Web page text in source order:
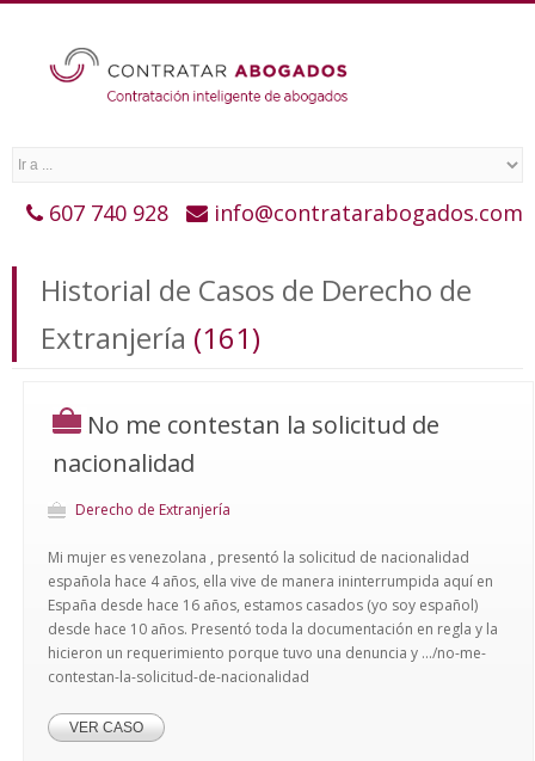
607 740 928 info@contratarabogados.com
Historial de Casos de Derecho de
Extranjería (161)
No me contestan la solicitud de
nacionalidad
Derecho de Extranjería
Mi mujer es venezolana , presentó la solicitud de nacionalidad
española hace 4 años, ella vive de manera ininterrumpida aquí en
España desde hace 16 años, estamos casados (yo soy español)
desde hace 10 años. Presentó toda la documentación en regla y la
hicieron un requerimiento porque tuvo una denuncia y .../no-me-
contestan-la-solicitud-de-nacionalidad
VER CASO